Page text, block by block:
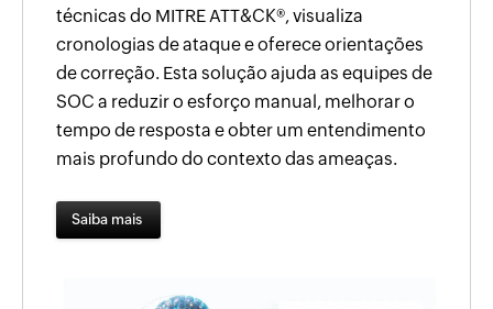
técnicas do MITRE ATT&CK®, visualiza
cronologias de ataque e oferece orientações
de correção. Esta solução ajuda as equipes de
SOC a reduzir o esforço manual, melhorar o
tempo de resposta e obter um entendimento
mais profundo do contexto das ameaças.
Saiba mais